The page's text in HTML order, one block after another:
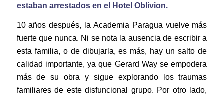
estaban arrestados en el Hotel Oblivion.
10 años después, la Academia Paragua vuelve más
fuerte que nunca. Ni se nota la ausencia de escribir a
esta familia, o de dibujarla, es más, hay un salto de
calidad importante, ya que Gerard Way se empodera
más de su obra y sigue explorando los traumas
familiares de este disfuncional grupo. Por otro lado,